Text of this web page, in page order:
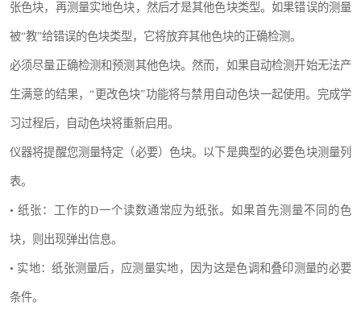
张色块，再测量实地色块，然后才是其他色块类型。如果错误的测量
被“教”给错误的色块类型，它将放弃其他色块的正确检测。
必须尽量正确检测和预测其他色块。然而，如果自动检测开始无法产
生满意的结果，“更改色块”功能将与禁用自动色块一起使用。完成学
习过程后，自动色块将重新启用。
仪器将提醒您测量特定（必要）色块。以下是典型的必要色块测量列
表。
• 纸张：工作的D一个读数通常应为纸张。如果首先测量不同的色
块，则出现弹出信息。
• 实地：纸张测量后，应测量实地，因为这是色调和叠印测量的必要
条件。